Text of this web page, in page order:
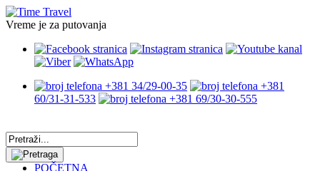
Vreme je za putovanja
+381 34/29-00-35
+381
60/31-31-533
+381 69/30-30-555
POČETNA